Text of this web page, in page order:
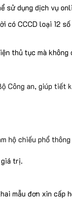
sử dụng dịch vụ
có CCCD loại 12
thủ tục mà không
Công an, giúp tiết
hộ chiếu phổ
trị.
mẫu đơn xin cấp